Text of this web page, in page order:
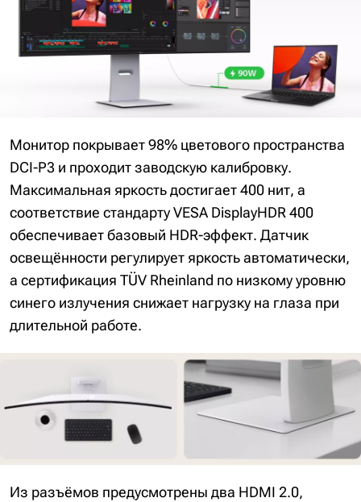
Монитор покрывает 98% цветового пространства
DCI-P3 и проходит заводскую калибровку.
Максимальная яркость достигает 400 нит, а
соответствие стандарту VESA DisplayHDR 400
обеспечивает базовый HDR-эффект. Датчик
освещённости регулирует яркость автоматически,
а сертификация TÜV Rheinland по низкому уровню
синего излучения снижает нагрузку на глаза при
длительной работе.
Из разъёмов предусмотрены два HDMI 2.0,